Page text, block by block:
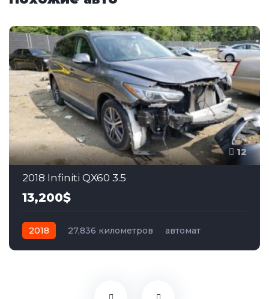
12
2018 Infiniti QX60 3.5
13,200$
2018 27,836 километров
автомат